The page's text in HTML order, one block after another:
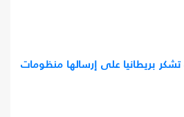
بريطانيا على إرسالها منظومات